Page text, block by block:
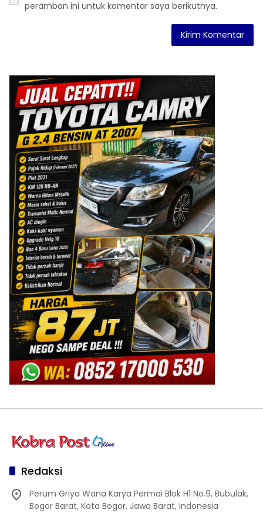
peramban ini untuk komentar saya berikutnya.
Redaksi
Perum Griya Wana Karya Permai Blok H1 No.9, Bubulak,
Bogor Barat, Kota Bogor, Jawa Barat, Indonesia